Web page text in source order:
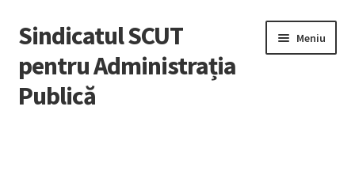
Sari
la
navigare
Sari
la
conținut
Sindicatul SCUT
pentru Administrația
Publică
Meniu